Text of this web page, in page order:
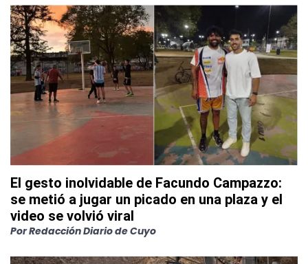
El gesto inolvidable de Facundo Campazzo:
se metió a jugar un picado en una plaza y el
video se volvió viral
PorRedacción Diario de Cuyo